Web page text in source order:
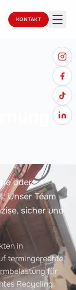
KONTAKT
oder
Unser Team
sicher und
in
termingerechte
für
Recycling.